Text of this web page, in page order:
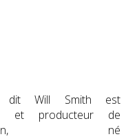
dit Will Smith est
et producteur de
né